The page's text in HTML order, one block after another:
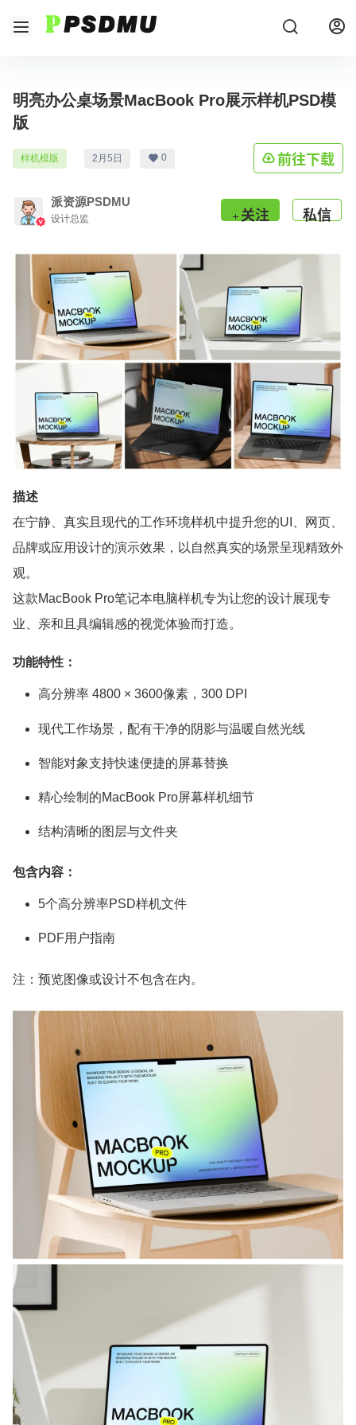
明亮办公桌场景MacBook Pro展示样机PSD模
版
样机模版 2月5日 0 前往下载
派资源PSDMU
设计总监 关注 私信
描述
在宁静、真实且现代的工作环境样机中提升您的UI、网页、
品牌或应用设计的演示效果，以自然真实的场景呈现精致外
观。
这款MacBook Pro笔记本电脑样机专为让您的设计展现专
业、亲和且具编辑感的视觉体验而打造。
功能特性：
高分辨率 4800 × 3600像素，300 DPI
现代工作场景，配有干净的阴影与温暖自然光线
智能对象支持快速便捷的屏幕替换
精心绘制的MacBook Pro屏幕样机细节
结构清晰的图层与文件夹
包含内容：
5个高分辨率PSD样机文件
PDF用户指南
注：预览图像或设计不包含在内。